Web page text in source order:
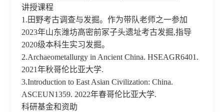
讲授课程
1.田野考古调查与发掘。作为带队老师之一参加
2023年山东潍坊高密前冢子头遗址考古发掘,指导
2020级本科生实习发掘。
2.Archaeometallurgy in Ancient China. HSEAGR6401.
2021年秋哥伦比亚大学.
3.Introduction to East Asian Civilization: China.
ASCEUN1359. 2022年春哥伦比亚大学.
科研基金和资助